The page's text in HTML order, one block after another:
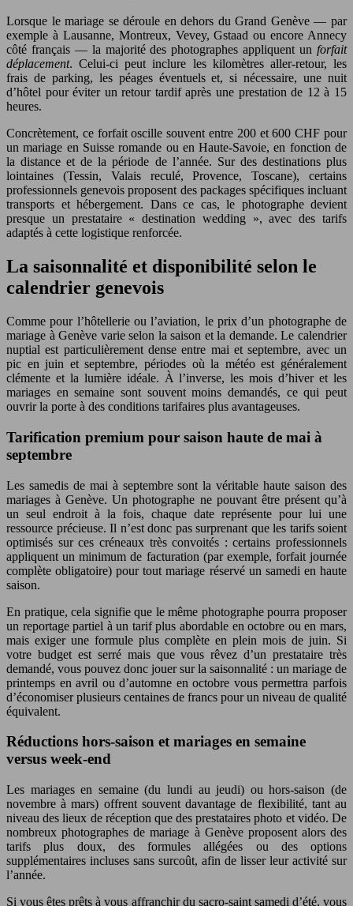
Lorsque le mariage se déroule en dehors du Grand Genève — par
exemple à Lausanne, Montreux, Vevey, Gstaad ou encore Annecy
côté français — la majorité des photographes appliquent un forfait
déplacement. Celui-ci peut inclure les kilomètres aller-retour, les
frais de parking, les péages éventuels et, si nécessaire, une nuit
d’hôtel pour éviter un retour tardif après une prestation de 12 à 15
heures.
Concrètement, ce forfait oscille souvent entre 200 et 600 CHF pour
un mariage en Suisse romande ou en Haute-Savoie, en fonction de
la distance et de la période de l’année. Sur des destinations plus
lointaines (Tessin, Valais reculé, Provence, Toscane), certains
professionnels genevois proposent des packages spécifiques incluant
transports et hébergement. Dans ce cas, le photographe devient
presque un prestataire « destination wedding », avec des tarifs
adaptés à cette logistique renforcée.
La saisonnalité et disponibilité selon le
calendrier genevois
Comme pour l’hôtellerie ou l’aviation, le prix d’un photographe de
mariage à Genève varie selon la saison et la demande. Le calendrier
nuptial est particulièrement dense entre mai et septembre, avec un
pic en juin et septembre, périodes où la météo est généralement
clémente et la lumière idéale. À l’inverse, les mois d’hiver et les
mariages en semaine sont souvent moins demandés, ce qui peut
ouvrir la porte à des conditions tarifaires plus avantageuses.
Tarification premium pour saison haute de mai à
septembre
Les samedis de mai à septembre sont la véritable haute saison des
mariages à Genève. Un photographe ne pouvant être présent qu’à
un seul endroit à la fois, chaque date représente pour lui une
ressource précieuse. Il n’est donc pas surprenant que les tarifs soient
optimisés sur ces créneaux très convoités : certains professionnels
appliquent un minimum de facturation (par exemple, forfait journée
complète obligatoire) pour tout mariage réservé un samedi en haute
saison.
En pratique, cela signifie que le même photographe pourra proposer
un reportage partiel à un tarif plus abordable en octobre ou en mars,
mais exiger une formule plus complète en plein mois de juin. Si
votre budget est serré mais que vous rêvez d’un prestataire très
demandé, vous pouvez donc jouer sur la saisonnalité : un mariage de
printemps en avril ou d’automne en octobre vous permettra parfois
d’économiser plusieurs centaines de francs pour un niveau de qualité
équivalent.
Réductions hors-saison et mariages en semaine
versus week-end
Les mariages en semaine (du lundi au jeudi) ou hors-saison (de
novembre à mars) offrent souvent davantage de flexibilité, tant au
niveau des lieux de réception que des prestataires photo et vidéo. De
nombreux photographes de mariage à Genève proposent alors des
tarifs plus doux, des formules allégées ou des options
supplémentaires incluses sans surcoût, afin de lisser leur activité sur
l’année.
Si vous êtes prêts à vous affranchir du sacro-saint samedi d’été, vous